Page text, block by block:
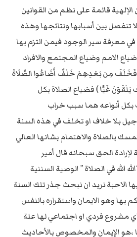
قائمة على نظم من القوانين
تنفصل بين أسبابها ونتائجها وهذه
معرفة سير الوجود فيمن التزم بها
الامم وضياع المجتمع والافراد
فَخَلَفَ مِن بَعْدِهِمْ خَلْفٌ أَضَاعُوا الصَّلَاةَ
غَيًّا ) فضياع الصلاة بكل
بكل أنواعه هما سبب خراب
بلا خلاف او تخلف في هذه السنة
بالصلاة والاهتمام بشانها العالي
الحق سبحانه قال أمير
الله في الصلاة ” الوصية السننية
الاحبة نريد ان نبحث جذر تلك السنة
بها وهو الايمان واستقراره بالنفس
مشروع فردي او اجتماعي لها علة
الإيمان والمخصوص بالأحاديث